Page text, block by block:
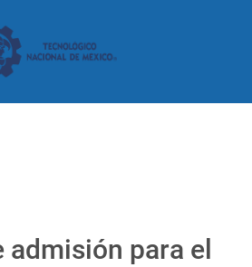
admisión para el